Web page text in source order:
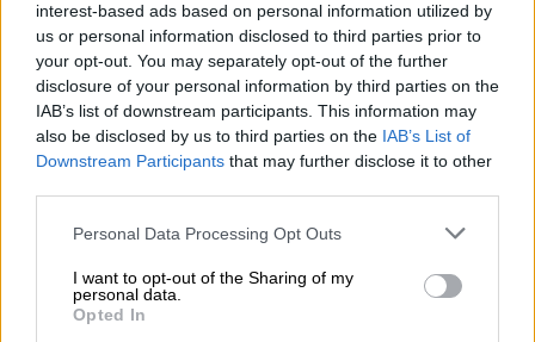
interest-based ads based on personal information utilized by
us or personal information disclosed to third parties prior to
your opt-out. You may separately opt-out of the further
disclosure of your personal information by third parties on the
IAB’s list of downstream participants. This information may
also be disclosed by us to third parties on the IAB’s List of
Downstream Participants that may further disclose it to other
Please note that this website/app uses one or more Google
not limited to your visit or usage behaviour. You may click to
grant or deny consent to Google and its third-party tags to
use your data for below specified purposes in below Google
Personal Data Processing Opt Outs
I want to opt-out of the Sharing of my
personal data.
Opted In
«Διαπιστώσαμε ότι υπάρχει σημαντικό